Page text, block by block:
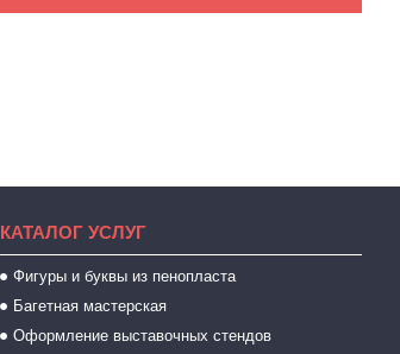
КАТАЛОГ УСЛУГ
Фигуры и буквы из пенопласта
Багетная мастерская
Оформление выставочных стендов